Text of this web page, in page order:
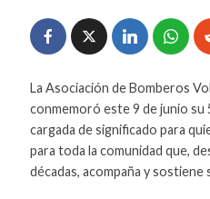
La Asociación de Bomberos
conmemoró este 9 de junio su
cargada de significado para
para toda la comunidad que,
décadas, acompaña y sostiene